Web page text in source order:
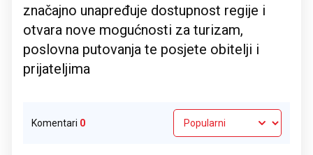
značajno unapređuje dostupnost regije i
otvara nove mogućnosti za turizam,
poslovna putovanja te posjete obitelji i
prijateljima
Komentari 0